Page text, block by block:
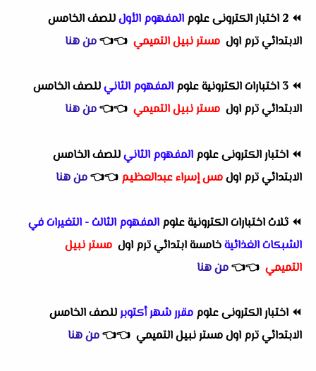
⏪ 2 اختبار الكترونى علوم المفهوم الأولللصف الخامس
الابتدائي ترم اول مستر نبيل التميمي 👈
👈من هنا
⏪ 3 اختبارات الكترونية علوم المفهوم الثانيللصف الخامس
الابتدائي ترم اول مستر نبيل التميمي 👈
👈من هنا
⏪ اختبار الكترونى علوم المفهوم الثانيللصف الخامس
الابتدائي ترم اولمس إسراء عبدالعظيم 👈
👈من هنا
⏪ ثلاث اختبارات الكترونية علوم المفهوم الثالث - التغيرات في
الشبكات الغذائيةخامسة ابتدائي ترم اول مستر نبيل
التميمي 👈
👈من هنا
⏪ اختبار الكترونى علوم مقرر شهر أكتوبرللصف الخامس
الابتدائي ترم اول مستر نبيل التميمي 👈
👈من هنا